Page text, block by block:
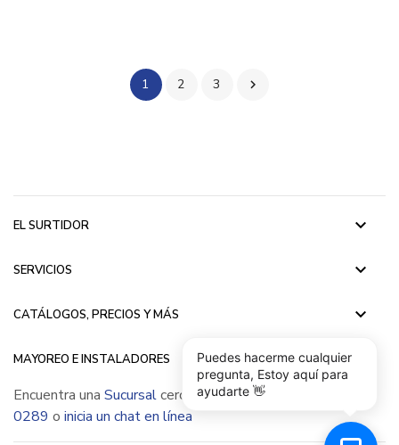
1 2 3 
EL SURTIDOR keyboard_arrow_down
SERVICIOS keyboard_arrow_down
CATÁLOGOS, PRECIOS Y MÁS keyboard_arrow_down
MAYOREO E INSTALADORES keyboard_arrow_down
Encuentra una Sucursalcerca de ti, llámanos
0289 o inicia un chat en línea
Puedes hacerme cualquier
pregunta, Estoy aquí para
ayudarte 👋